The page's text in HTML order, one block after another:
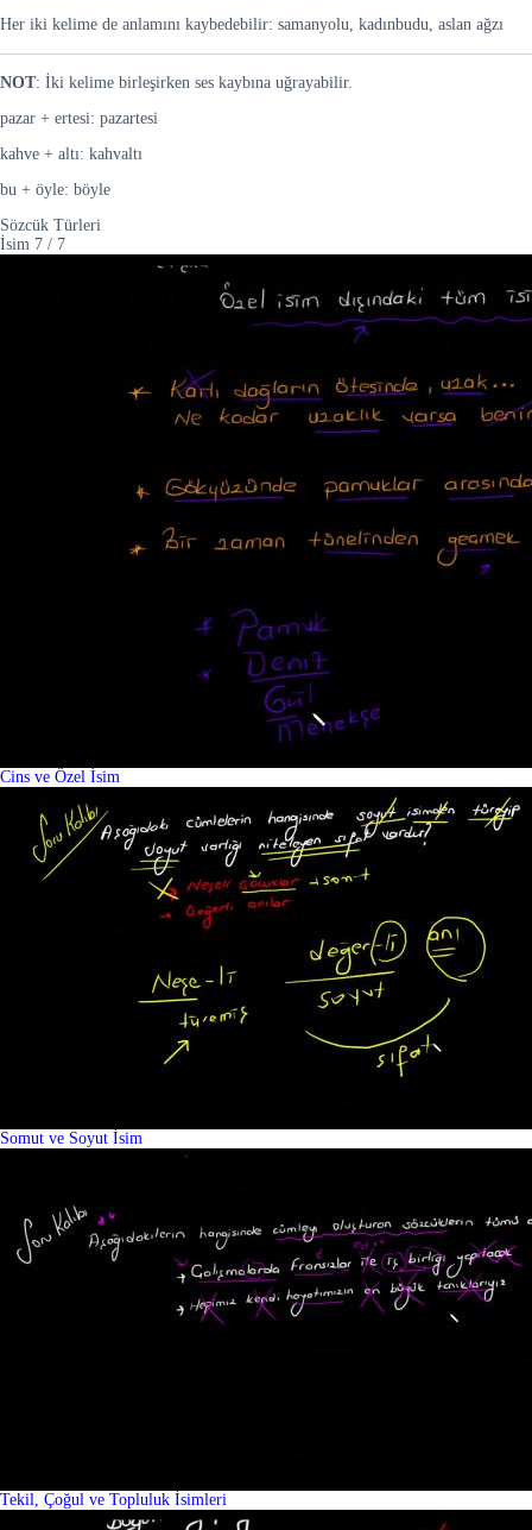
Her iki kelime de anlamını kaybedebilir: samanyolu, kadınbudu, aslan ağzı
NOT: İki kelime birleşirken ses kaybına uğrayabilir.
pazar + ertesi: pazartesi
kahve + altı: kahvaltı
bu + öyle: böyle
Sözcük Türleri
İsim 7 / 7
Cins ve Özel İsim
Somut ve Soyut İsim
Tekil, Çoğul ve Topluluk İsimleri